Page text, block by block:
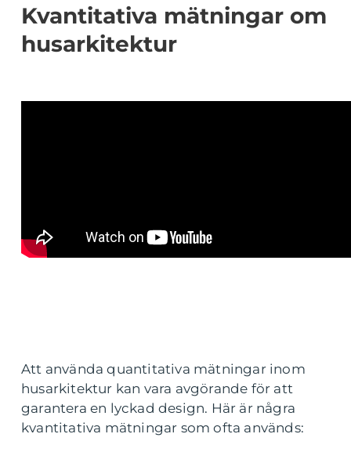
Kvantitativa mätningar om
husarkitektur
Att använda quantitativa mätningar inom
husarkitektur kan vara avgörande för att
garantera en lyckad design. Här är några
kvantitativa mätningar som ofta används: